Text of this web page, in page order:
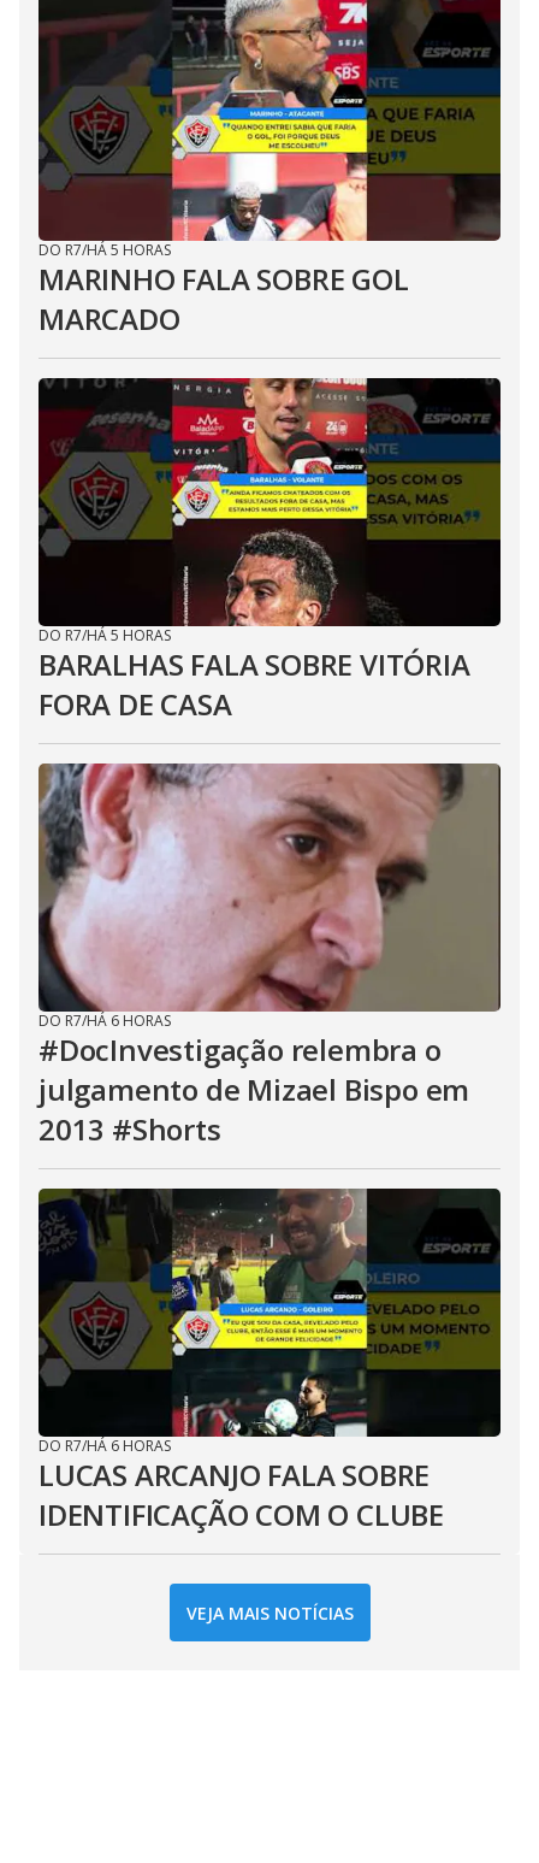
DO R7/HÁ 5 HORAS
MARINHO FALA SOBRE GOL
MARCADO
DO R7/HÁ 5 HORAS
BARALHAS FALA SOBRE VITÓRIA
FORA DE CASA
DO R7/HÁ 6 HORAS
#DocInvestigação relembra o
julgamento de Mizael Bispo em
2013 #Shorts
DO R7/HÁ 6 HORAS
LUCAS ARCANJO FALA SOBRE
IDENTIFICAÇÃO COM O CLUBE
VEJA MAIS NOTÍCIAS